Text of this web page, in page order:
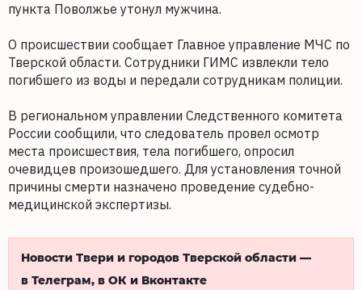
пункта Поволжье утонул мужчина.
О происшествии сообщает Главное управление МЧС по
Тверской области. Сотрудники ГИМС извлекли тело
погибшего из воды и передали сотрудникам полиции.
В региональном управлении Следственного комитета
России сообщили, что следователь провел осмотр
места происшествия, тела погибшего, опросил
очевидцев произошедшего. Для установления точной
причины смерти назначено проведение судебно-
медицинской экспертизы.
Новости Твери и городов Тверской области —
в Телеграм, в ОК и Вконтакте